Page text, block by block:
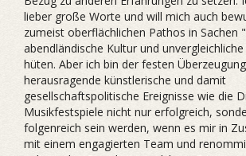
lieber große Worte und will mich auch
zumeist oberflächlichen Pathos in Sachen
abendländische Kultur und
hüten. Aber ich bin der festen
herausragende künstlerische und damit
gesellschaftspolitische Ereignisse wie die
Musikfestspiele nicht nur erfolgreich,
folgenreich sein werden, wenn es mir in
mit einem engagierten Team und